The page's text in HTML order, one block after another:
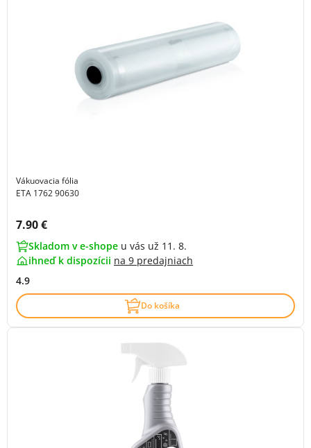
Vákuovacia fólia
ETA 1762 90630
Cena s DPH:
7.90 €
Skladom v e-shope u vás už 11. 8.
ihneď k dispozícii na 9 predajniach
4.9
Do košíka